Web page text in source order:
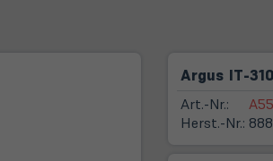
Argus IT-
Art.-Nr.:
Herst.-Nr.: